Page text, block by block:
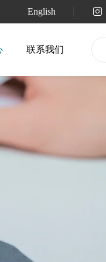
English
联系我们